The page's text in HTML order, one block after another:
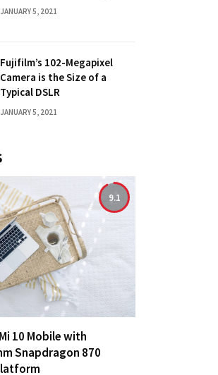
JANUARY 5, 2021
Fujifilm’s 102-Megapixel
Camera is the Size of a
Typical DSLR
JANUARY 5, 2021
9.1
10 Mobile with
Snapdragon 870